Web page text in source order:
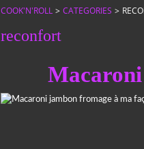
COOK'N'ROLL > CATEGORIES >
reconfort